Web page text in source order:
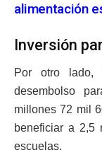
alimentación
Inversión
Por otro
desembolso
millones 72 mil
beneficiar a 2,5
escuelas.